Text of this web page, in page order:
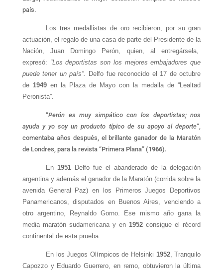
país.
Los tres medallistas de oro recibieron, por su gran
actuación, el regalo de una casa de parte del Presidente de la
Nación, Juan Domingo Perón, quien, al entregársela,
expresó: “Los deportistas son los mejores embajadores que
puede tener un país”.
Delfo fue reconocido el 17 de octubre
de 1949en la Plaza de Mayo con la medalla de “Lealtad
Peronista”.
“Perón es muy simpático con los deportistas; nos
ayuda y yo soy un producto típico de su apoyo al deporte”,
comentaba años después, el brillante ganador de la Maratón
de Londres, para la revista “Primera Plana” (1966).
En 1951 Delfo fue el abanderado de la delegación
argentina y además el ganador de la Maratón (corrida sobre la
avenida General Paz) en los Primeros Juegos Deportivos
Panamericanos, disputados en Buenos Aires, venciendo a
otro argentino, Reynaldo Gorno. Ese mismo año gana la
media maratón sudamericana y en 1952 consigue el récord
continental de esta prueba.
En los Juegos Olímpicos de Helsinki 1952, Tranquilo
Capozzo y Eduardo Guerrero, en remo, obtuvieron la última